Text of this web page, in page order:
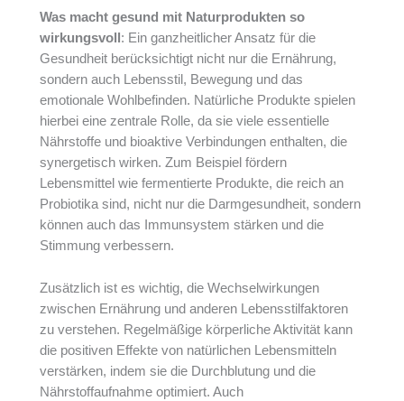
Was macht gesund mit Naturprodukten so
wirkungsvoll : Ein ganzheitlicher Ansatz für die
Gesundheit berücksichtigt nicht nur die Ernährung,
sondern auch Lebensstil, Bewegung und das
emotionale Wohlbefinden. Natürliche Produkte spielen
hierbei eine zentrale Rolle, da sie viele essentielle
Nährstoffe und bioaktive Verbindungen enthalten, die
synergetisch wirken. Zum Beispiel fördern
Lebensmittel wie fermentierte Produkte, die reich an
Probiotika sind, nicht nur die Darmgesundheit, sondern
können auch das Immunsystem stärken und die
Stimmung verbessern.
Zusätzlich ist es wichtig, die Wechselwirkungen
zwischen Ernährung und anderen Lebensstilfaktoren
zu verstehen. Regelmäßige körperliche Aktivität kann
die positiven Effekte von natürlichen Lebensmitteln
verstärken, indem sie die Durchblutung und die
Nährstoffaufnahme optimiert. Auch